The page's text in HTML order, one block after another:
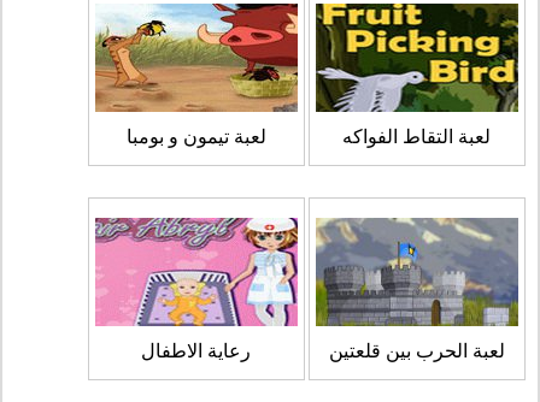
لعبة التقاط الفواكه لعبة تيمون و بومبا
لعبة الحرب بين قلعتين رعاية الاطفال